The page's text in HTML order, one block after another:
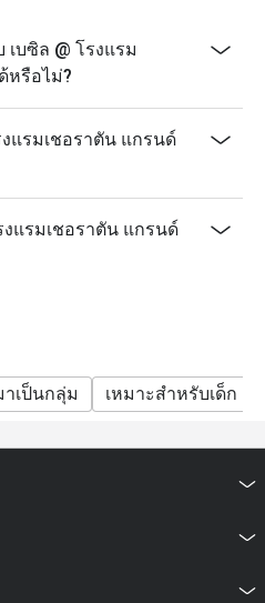
บซิล @ โรงแรม
หรือไม่?
งแรมเชอราตัน แกรนด์
งแรมเชอราตัน แกรนด์
าเป็นกลุ่ม เหมาะสำหรับเด็ก